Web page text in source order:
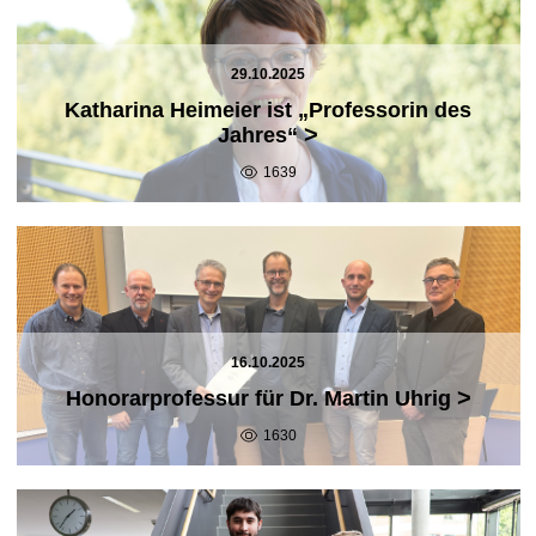
29.10.2025
Katharina Heimeier ist „Professorin des
Jahres“>
1639
16.10.2025
Honorarprofessur für Dr. Martin Uhrig >
1630